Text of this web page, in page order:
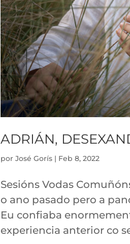
ADRIÁN,
porJosé Gorís | Feb 8, 2022
Sesións Vodas
o ano pasado pero a
Eu confiaba
experiencia anterior co